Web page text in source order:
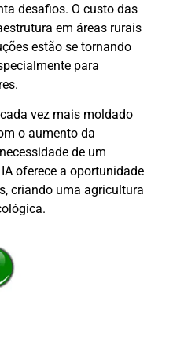
desafios. O custo das
em áreas rurais
estão se tornando
para
vez mais moldado
o aumento da
de um
oferece a oportunidade
criando uma agricultura